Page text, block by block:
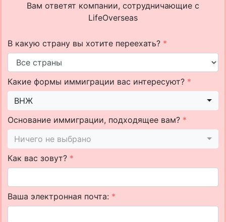
Вам ответят компании, сотрудничающие с
LifeOverseas
В какую страну вы хотите переехать? *
Какие формы иммиграции вас интересуют? *
ВНЖ
Основание иммиграции, подходящее вам? *
Ничего не выбрано
Как вас зовут? *
Ваша электронная почта: *